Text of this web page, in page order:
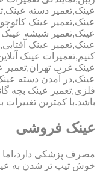
عینک,تعمیر دسته
عینک,تعمیر عینک
عینک,تعمیر شیشه
عینک,تعمیر عینک
کنیم,تعمیرات عینک
عینک غرب
عینک,در آمدن دسته
باشد.با کمترین
عینک فروشی
مصرف پزشکی دارد،اما
خوش تیپ تر شدن به